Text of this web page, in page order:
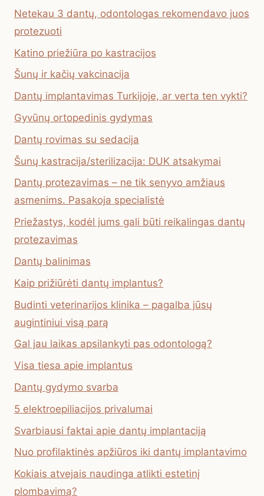
Netekau 3 dantų, odontologas rekomendavo juos
protezuoti
Katino priežiūra po kastracijos
Šunų ir kačių vakcinacija
Dantų implantavimas Turkijoje, ar verta ten vykti?
Gyvūnų ortopedinis gydymas
Dantų rovimas su sedacija
Šunų kastracija/sterilizacija: DUK atsakymai
Dantų protezavimas – ne tik senyvo amžiaus
asmenims. Pasakoja specialistė
Priežastys, kodėl jums gali būti reikalingas dantų
protezavimas
Dantų balinimas
Kaip prižiūrėti dantų implantus?
Budinti veterinarijos klinika – pagalba jūsų
augintiniui visą parą
Gal jau laikas apsilankyti pas odontologą?
Visa tiesa apie implantus
Dantų gydymo svarba
5 elektroepiliacijos privalumai
Svarbiausi faktai apie dantų implantaciją
Nuo profilaktinės apžiūros iki dantų implantavimo
Kokiais atvejais naudinga atlikti estetinį
plombavimą?